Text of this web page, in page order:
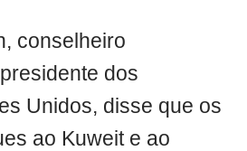
conselheiro
dos
Unidos, disse que os
ao Kuweit e ao